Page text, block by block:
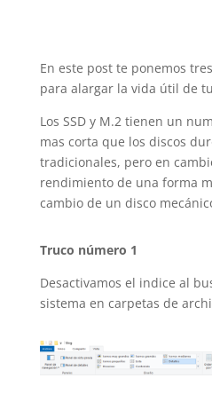
En este post te ponemos
para alargar la vida útil de
Los SSD y M.2 tienen un
mas corta que los discos
tradicionales, pero en
rendimiento de una forma
cambio de un disco
Truco número 1
Desactivamos el indice al
sistema en carpetas de